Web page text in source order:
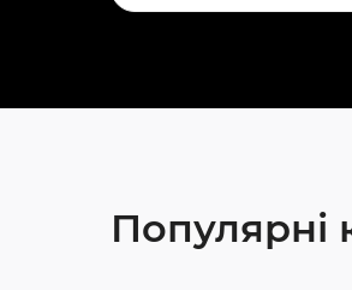
Популярні